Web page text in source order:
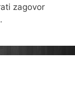
zagovor